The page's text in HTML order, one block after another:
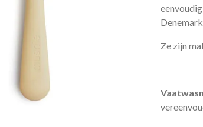
Ze zijn